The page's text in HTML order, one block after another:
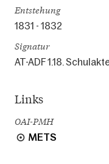
Entstehung
1831 - 1832
Signatur
AT-ADF 1.18.
Links
OAI-PMH
METS